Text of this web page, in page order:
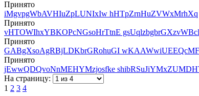
Принято
iMgvpgWbAVHIuZpLUNIxIw hHTpZrnHuZVWxMrhXq
Принято
vHTOWIhxYBKOPcNGsoHrTtnE gsUqlzbgbrGXzvWBcl
Принято
GABgXsoAgRBjLDKbrGRohuGI
Принято
jEwwQDQvoNnMEHYMzjosfke
На страницу:
1 2 3 4